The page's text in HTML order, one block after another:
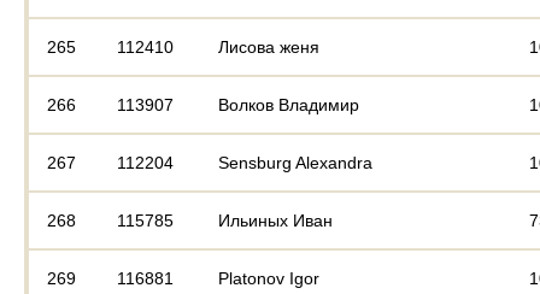
265 112410 Лисова женя
266 113907 Волков Владимир
267 112204 Sensburg Alexandra
268 115785 Ильиных Иван
269 116881 Platonov Igor